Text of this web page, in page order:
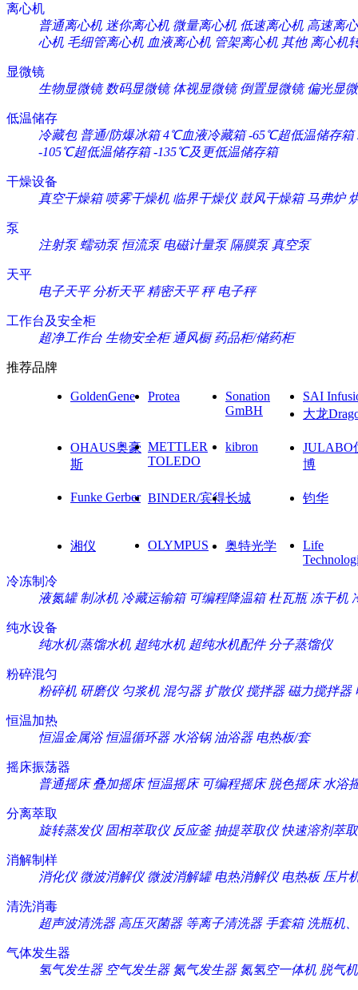
离心机
普通离心机 迷你离心机 微量离心机 低速离心机 高速离
心机 毛细管离心机 血液离心机 管架离心机 其他 离心机
显微镜
生物显微镜 数码显微镜 体视显微镜 倒置显微镜 偏光显
低温储存
冷藏包 普通/防爆冰箱 4℃血液冷藏箱 -65℃超低温储存箱
-105℃超低温储存箱 -135℃及更低温储存箱
干燥设备
真空干燥箱 喷雾干燥机 临界干燥仪 鼓风干燥箱 马弗炉
泵
注射泵 蠕动泵 恒流泵 电磁计量泵 隔膜泵 真空泵
天平
电子天平 分析天平 精密天平 秤 电子秤
工作台及安全柜
超净工作台 生物安全柜 通风橱 药品柜/储药柜
推荐品牌
GoldenGene Protea
Sonation
GmBH
SAI
大龙
OHAUS奥豪
斯
METTLER
TOLEDO
kibron
JULABO
博
Funke Gerber BINDER/宾得长城 钧华
湘仪 OLYMPUS 奥特光学
Life
冷冻制冷
液氮罐 制冰机 冷藏运输箱 可编程降温箱 杜瓦瓶 冻干机
纯水设备
纯水机/蒸馏水机 超纯水机 超纯水机配件 分子蒸馏仪
粉碎混匀
粉碎机 研磨仪 匀浆机 混匀器 扩散仪 搅拌器 磁力搅拌器
恒温加热
恒温金属浴 恒温循环器 水浴锅 油浴器 电热板/套
摇床振荡器
普通摇床 叠加摇床 恒温摇床 可编程摇床 脱色摇床 水浴
分离萃取
旋转蒸发仪 固相萃取仪 反应釜 抽提萃取仪 快速溶剂萃
消解制样
消化仪 微波消解仪 微波消解罐 电热消解仪 电热板 压片
清洗消毒
超声波清洗器 高压灭菌器 等离子清洗器 手套箱 洗瓶机
气体发生器
氢气发生器 空气发生器 氮气发生器 氮氢空一体机 脱气机